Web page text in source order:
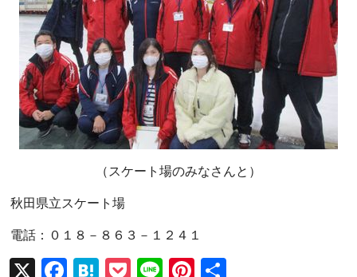
（スケート場のみなさんと）
秋田県立スケート場
電話：０１８－８６３－１２４１
X
F
H
P
Li
Pi